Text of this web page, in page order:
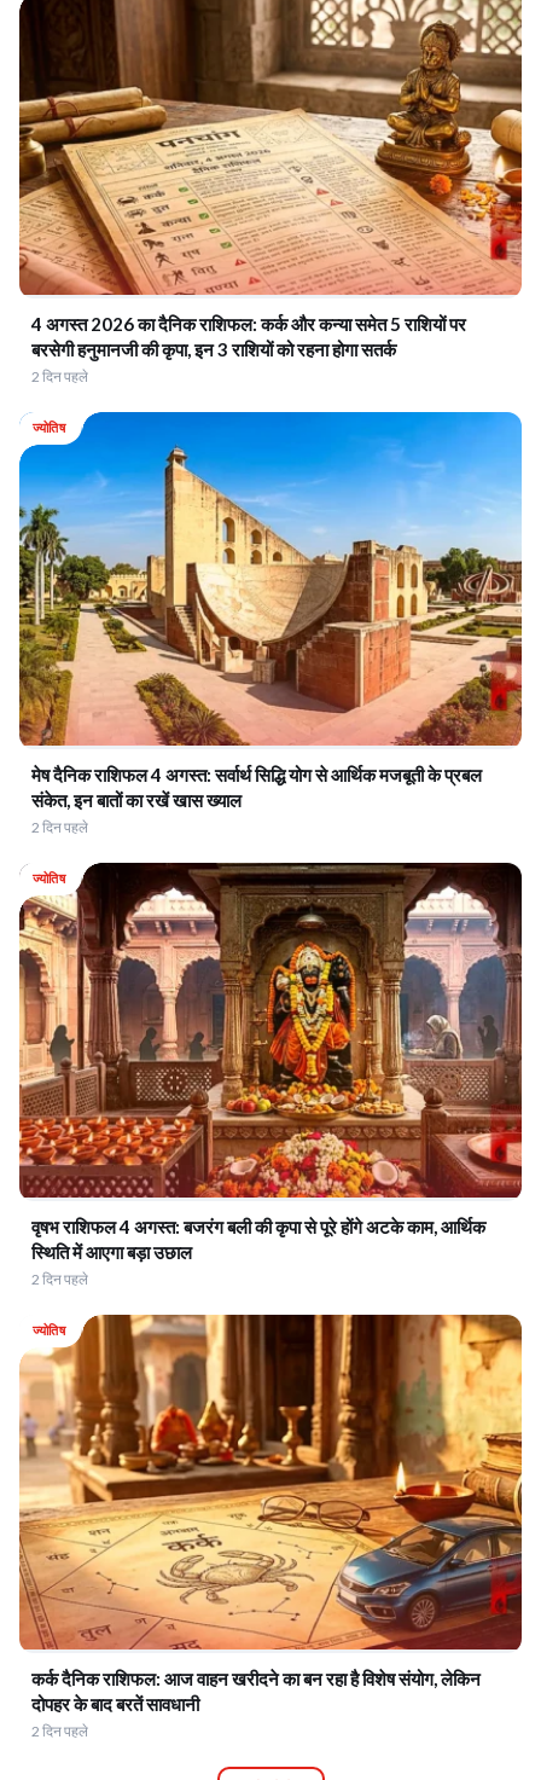
4 अगस्त 2026 का दैनिक राशिफल: कर्क और कन्या समेत 5 राशियों पर
बरसेगी हनुमानजी की कृपा, इन 3 राशियों को रहना होगा सतर्क
2 दिन पहले
ज्योतिष
मेष दैनिक राशिफल 4 अगस्त: सर्वार्थ सिद्धि योग से आर्थिक मजबूती के प्रबल
संकेत, इन बातों का रखें खास ख्याल
2 दिन पहले
ज्योतिष
वृषभ राशिफल 4 अगस्त: बजरंग बली की कृपा से पूरे होंगे अटके काम, आर्थिक
स्थिति में आएगा बड़ा उछाल
2 दिन पहले
ज्योतिष
कर्क दैनिक राशिफल: आज वाहन खरीदने का बन रहा है विशेष संयोग, लेकिन
दोपहर के बाद बरतें सावधानी
2 दिन पहले